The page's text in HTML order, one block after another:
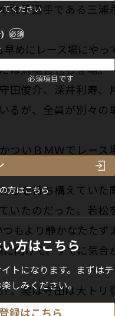
てください
必須
必須項目です
方はこちら
方はこちら
トになります。まずはテ
しみください。
録はこちら
女子選手である三浦
めにレース場にやっ
は馬場貴也も登場。
田俊介、深井利寿、
るが、全員が別々の
ついＢＭＷでレース
クシー！ こんな豪華
ちを待ち構えていた
いたのだった。若松
もより静かなたたず
向けて、すでに気合
実は守田は大トリ
田村隆信が同じく常